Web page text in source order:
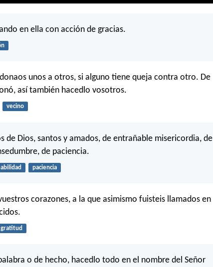
en ella con acción de gracias.
unos a otros, si alguno tiene queja contra otro. De
así también hacedlo vosotros.
vecino
de Dios, santos y amados, de entrañable misericordia, de
de paciencia.
paciencia
corazones, a la que asimismo fuisteis llamados en
gratitud
o de hecho, hacedlo todo en el nombre del Señor